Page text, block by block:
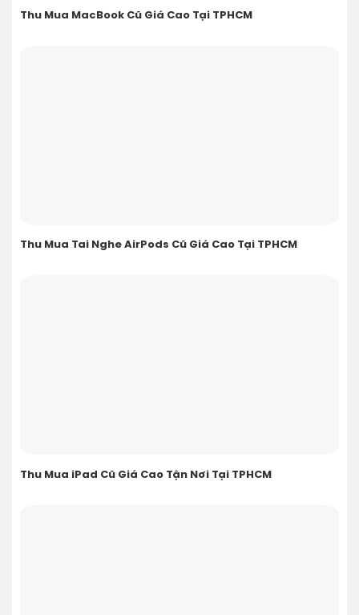
Thu Mua MacBook Cũ Giá Cao Tại TPHCM
Thu Mua Tai Nghe AirPods Cũ Giá Cao Tại TPHCM
Thu Mua iPad Cũ Giá Cao Tận Nơi Tại TPHCM